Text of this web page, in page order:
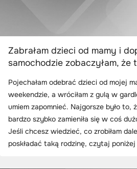
Zabrałam dzieci od mamy i
samochodzie zobaczyłam, że
Pojechałam odebrać dzieci od mojej
weekendzie, a wróciłam z gulą w
umiem zapomnieć. Najgorsze było to,
bardzo szybko zamieniła się w coś
Jeśli chcesz wiedzieć, co zrobiłam
poskładać taką rodzinę, czytaj poniżej